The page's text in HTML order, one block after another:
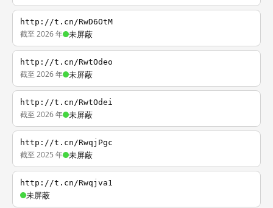
http://t.cn/RwD6OtM
截至 2026 年 未屏蔽
http://t.cn/RwtOdeo
截至 2026 年 未屏蔽
http://t.cn/RwtOdei
截至 2026 年 未屏蔽
http://t.cn/RwqjPgc
截至 2025 年 未屏蔽
http://t.cn/Rwqjva1
未屏蔽